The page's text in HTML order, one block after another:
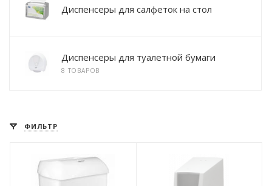
Диспенсеры для салфеток на стол
Диспенсеры для туалетной бумаги
8 ТОВАРОВ
ФИЛЬТР